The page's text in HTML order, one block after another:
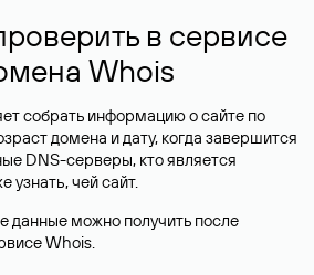
в сервисе
Whois
собрать информацию о сайте по
домена и дату, когда завершится
DNS-серверы, кто является
узнать, чей сайт.
данные можно получить после
Whois.